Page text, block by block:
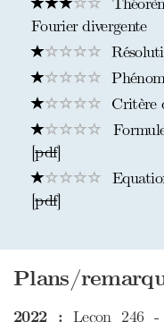
Fourier divergente
Critère
[pdf]
[pdf]
Plans/
2022 : Leçon 246 -